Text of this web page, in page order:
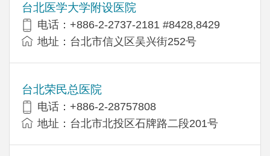
台北医学大学附设医院
电话：+886-2-2737-2181 #8428,8429
地址：台北市信义区吴兴街252号
台北荣民总医院
电话：+886-2-28757808
地址：台北市北投区石牌路二段201号